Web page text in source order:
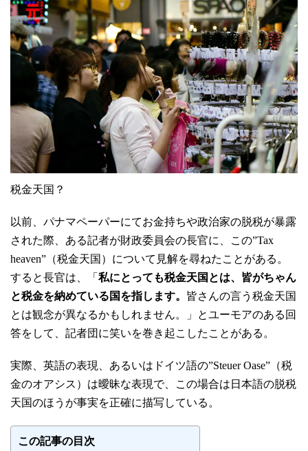
税金天国？
以前、パナマペーパーにてお金持ちや政治家の脱税が暴露
された際、ある記者が財政委員会の長官に、この”Tax
heaven”（税金天国）について見解を尋ねたことがある。
すると長官は、「 私にとっても税金天国とは、皆がちゃん
と税金を納めている国を指します。 皆さんの言う税金天国
とは観念が異なるかもしれません。」とユーモアのある回
答をして、記者団に笑いを巻き起こしたことがある。
実際、英語の表現、あるいはドイツ語の”Steuer Oase”（税
金のオアシス）は曖昧な表現で、この場合は日本語の脱税
天国のほうが事実を正確に描写している。
この記事の目次